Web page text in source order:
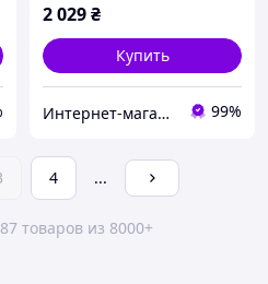
2 029₴
Купить
Интернет-магазин "Satin" 99%
4 ...
товаров из 8000+